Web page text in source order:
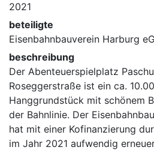
2021
beteiligte
Eisenbahnbauverein Harburg eG
beschreibung
Der Abenteuerspielplatz
Roseggerstraße ist ein ca.
Hanggrundstück mit schönem
der Bahnlinie. Der
hat mit einer Kofinanzierung
im Jahr 2021 aufwendig